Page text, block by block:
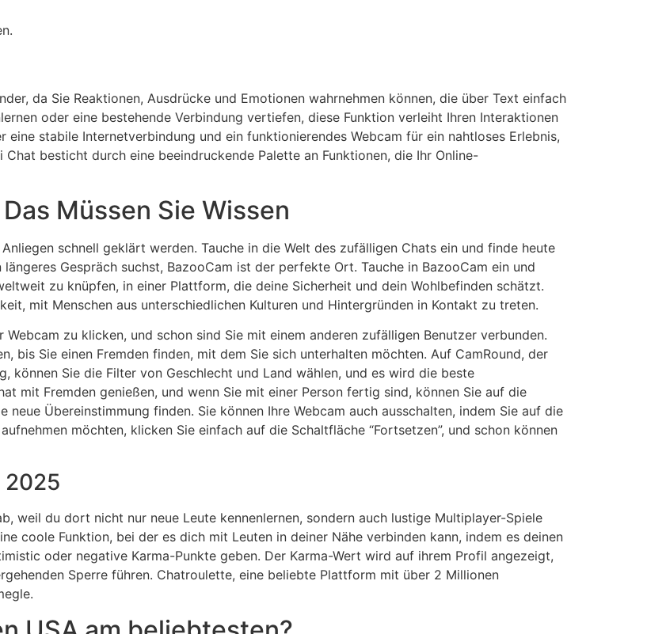
da Sie Reaktionen, Ausdrücke und Emotionen wahrnehmen können, die über Text einfach
oder eine bestehende Verbindung vertiefen, diese Funktion verleiht Ihren Interaktionen
eine stabile Internetverbindung und ein funktionierendes Webcam für ein nahtloses Erlebnis,
besticht durch eine beeindruckende Palette an Funktionen, die Ihr Online-
Müssen Sie Wissen
schnell geklärt werden. Tauche in die Welt des zufälligen Chats ein und finde heute
Gespräch suchst, BazooCam ist der perfekte Ort. Tauche in BazooCam ein und
zu knüpfen, in einer Plattform, die deine Sicherheit und dein Wohlbefinden schätzt.
mit Menschen aus unterschiedlichen Kulturen und Hintergründen in Kontakt zu treten.
Webcam zu klicken, und schon sind Sie mit einem anderen zufälligen Benutzer verbunden.
bis Sie einen Fremden finden, mit dem Sie sich unterhalten möchten. Auf CamRound, der
können Sie die Filter von Geschlecht und Land wählen, und es wird die beste
mit Fremden genießen, und wenn Sie mit einer Person fertig sind, können Sie auf die
neue Übereinstimmung finden. Sie können Ihre Webcam auch ausschalten, indem Sie auf die
möchten, klicken Sie einfach auf die Schaltfläche “Fortsetzen”, und schon können
2025
weil du dort nicht nur neue Leute kennenlernen, sondern auch lustige Multiplayer-Spiele
coole Funktion, bei der es dich mit Leuten in deiner Nähe verbinden kann, indem es deinen
oder negative Karma-Punkte geben. Der Karma-Wert wird auf ihrem Profil angezeigt,
Sperre führen. Chatroulette, eine beliebte Plattform mit über 2 Millionen